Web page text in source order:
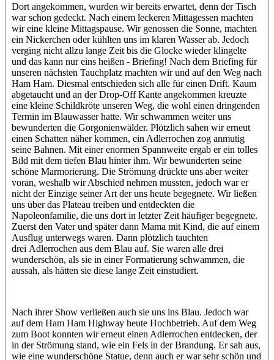
Dort angekommen, wurden wir bereits erwartet, denn der Tisch
war schon gedeckt. Nach einem leckeren Mittagessen machten
wir eine kleine Mittagspause. Wir genossen die Sonne, machten
ein Nickerchen oder kühlten uns im klaren Wasser ab. Jedoch
verging nicht allzu lange Zeit bis die Glocke wieder klingelte
und das kann nur eins heißen - Briefing! Nach dem Briefing für
unseren nächsten Tauchplatz machten wir und auf den Weg nach
Ham Ham. Diesmal entschieden sich alle für einen Drift. Kaum
abgetaucht und an der Drop-Off Kante angekommen kreuzte
eine kleine Schildkröte unseren Weg, die wohl einen dringenden
Termin im Blauwasser hatte. Wir schwammen weiter uns
bewunderten die Gorgonienwälder. Plötzlich sahen wir erneut
einen Schatten näher kommen, ein Adlerrochen zog anmutig
seine Bahnen. Mit einer enormen Spannweite ergab er ein tolles
Bild mit dem tiefen Blau hinter ihm. Wir bewunderten seine
schöne Marmorierung. Die Strömung drückte uns aber weiter
voran, weshalb wir Abschied nehmen mussten, jedoch war er
nicht der Einzige seiner Art der uns heute begegnete. Wir ließen
uns über das Plateau treiben und entdeckten die
Napoleonfamilie, die uns dort in letzter Zeit häufiger begegnete.
Zuerst den Vater und später dann Mama mit Kind, die auf einem
Ausflug unterwegs waren. Dann plötzlich tauchten
drei Adlerrochen aus dem Blau auf. Sie waren alle drei
wunderschön, als sie in einer Formatierung schwammen, die
aussah, als hätten sie diese lange Zeit einstudiert.
Nach ihrer Show verließen auch sie uns ins Blau. Jedoch war
auf dem Ham Ham Highway heute Hochbetrieb. Auf dem Weg
zum Boot konnten wir erneut einen Adlerrochen entdecken, der
in der Strömung stand, wie ein Fels in der Brandung. Er sah aus,
wie eine wunderschöne Statue, denn auch er war sehr schön und